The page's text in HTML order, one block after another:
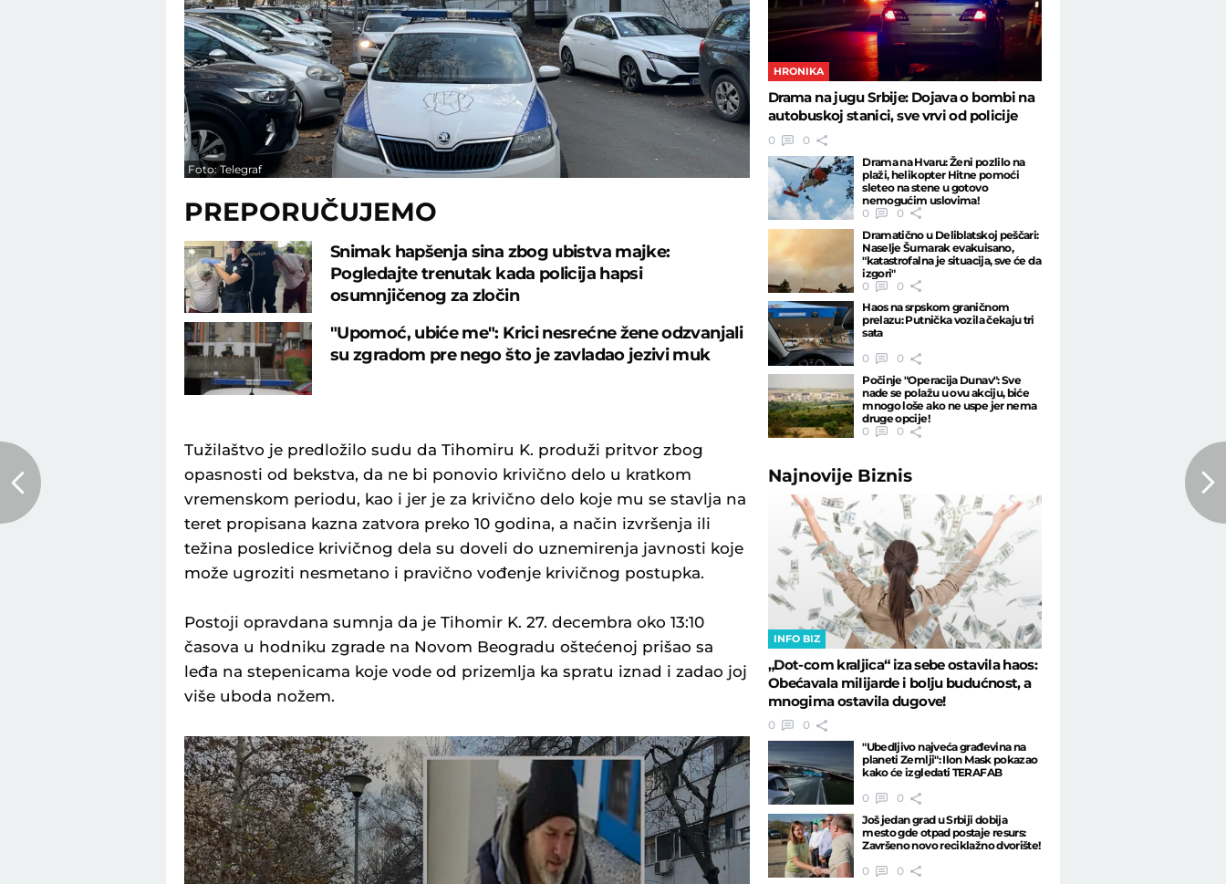
Foto: Telegraf
PREPORUČUJEMO
Snimak hapšenja sina zbog ubistva majke:
Pogledajte trenutak kada policija hapsi
osumnjičenog za zločin
"Upomoć, ubiće me": Krici nesrećne žene odzvanjali
su zgradom pre nego što je zavladao jezivi muk
Tužilaštvo je predložilo sudu da Tihomiru K. produži pritvor zbog
opasnosti od bekstva, da ne bi ponovio krivično delo u kratkom
vremenskom periodu, kao i jer je za krivično delo koje mu se stavlja na
teret propisana kazna zatvora preko 10 godina, a način izvršenja ili
težina posledice krivičnog dela su doveli do uznemirenja javnosti koje
može ugroziti nesmetano i pravično vođenje krivičnog postupka.
Postoji opravdana sumnja da je Tihomir K. 27. decembra oko 13:10
časova u hodniku zgrade na Novom Beogradu oštećenoj prišao sa
leđa na stepenicama koje vode od prizemlja ka spratu iznad i zadao joj
više uboda nožem.
HRONIKA
Drama na jugu Srbije: Dojava o bombi na
autobuskoj stanici, sve vrvi od policije
0
0
Drama na Hvaru: Ženi pozlilo na
plaži, helikopter Hitne pomoći
sleteo na stene u gotovo
nemogućim uslovima!
0
0
Dramatično u Deliblatskoj peščari:
Naselje Šumarak evakuisano,
"katastrofalna je situacija, sve će da
izgori"
0
0
Haos na srpskom graničnom
prelazu: Putnička vozila čekaju tri
sata
0
0
Počinje "Operacija Dunav": Sve
nade se polažu u ovu akciju, biće
mnogo loše ako ne uspe jer nema
druge opcije!
0
0
Najnovije Biznis
INFO BIZ
„Dot-com kraljica“ iza sebe ostavila haos:
Obećavala milijarde i bolju budućnost, a
mnogima ostavila dugove!
0
0
"Ubedljivo najveća građevina na
planeti Zemlji": Ilon Mask pokazao
kako će izgledati TERAFAB
0
0
Još jedan grad u Srbiji dobija
mesto gde otpad postaje resurs:
Završeno novo reciklažno dvorište!
0
0